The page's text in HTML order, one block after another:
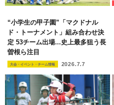
“小学生の甲子園”「マクドナル
ド・トーナメント」組み合わせ決
定 53チーム出場...史上最多狙う長
曽根ら注目
大会・イベント・チーム情報 2026.7.7